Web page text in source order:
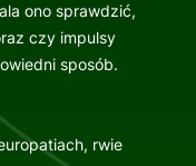
ono sprawdzić,
czy impulsy
sposób.
rwie